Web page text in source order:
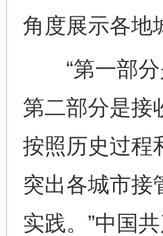
角度展示各地
“第一部分
第二部分是接
按照历史过程
突出各城市接
实践。”中国